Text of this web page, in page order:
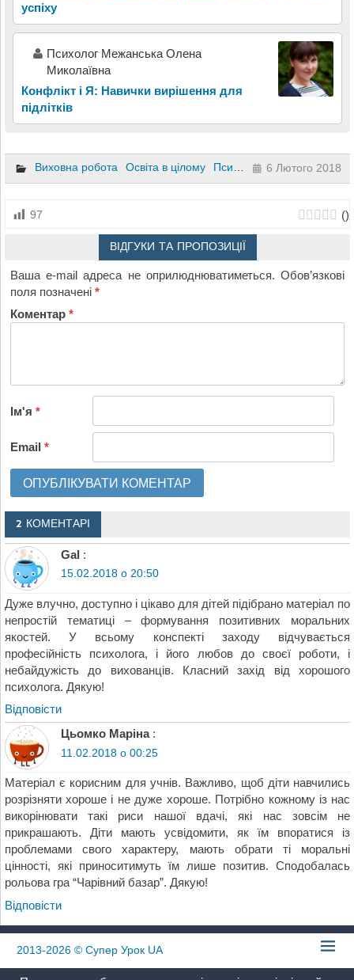
успіху
Психолог Межанська Олена
Миколаївна
Конфлікт і Я: Навички вирішення для
підлітків
Виховна робота Освіта в цілому Психологія 6 клас
6 Лютого 2018
97 ()
ВІДГУКИ ТА ПРОПОЗИЦІЇ
Ваша e-mail адреса не оприлюднюватиметься. Обов’язкові
поля позначені*
Коментар*
Ім'я*
Email*
2 КОМЕНТАРІ
Gal :
15.02.2018 о 20:50
Дуже влучно, доступно і цікаво для дітей підібрано матеріал по
непростій тематиці – формування позитивних моральних
якостей. У всьому конспекті заходу відчувається
професійність психолога, і його любов до своєї роботи, і
небайдужість до вихованців. Класний захід від хорошого
психолога. Дякую!
Відповіcти
Цьомко Маріна :
11.02.2018 о 00:25
Матеріал є корисним для учнів. Важливо, щоб діти навчились
розрізняти хороше і не дуже хороше. Потрібно кожному із нас
викорінювати такі риси нашої вдачі, які нас зовсім не
прикрашають. Діти мають усвідомити, як їм впоратися із
проблемами свого характеру, мають обрати ті моральні
цінності, які приноситимуть їм лише позитив. Сподобалась
рольова гра “Чарівний базар”. Дякую!
Відповіcти
2013-2026 © Супер Урок UA